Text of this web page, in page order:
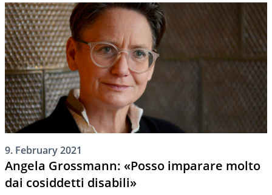
30. September 2022
“Più si dà, più si riceve”.
Focus sulle opere caritative
9. February 2021
Angela Grossmann: «Posso imparare molto
dai cosiddetti disabili»